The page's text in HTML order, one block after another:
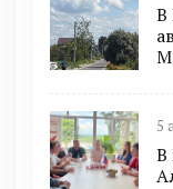
В
5
В